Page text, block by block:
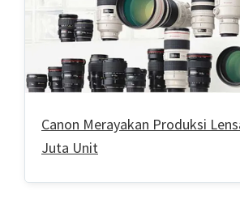
Canon Merayakan Produksi
Juta Unit